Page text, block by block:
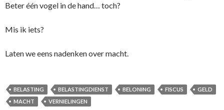
Beter één vogel in de hand… toch?
Mis ik iets?
Laten we eens nadenken over macht.
BELASTING BELASTINGDIENST BELONING FISCUS
GELD
MACHT
VERNIELINGEN